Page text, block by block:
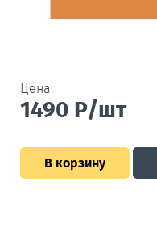
Цена:
1490 Р/шт
В корзину